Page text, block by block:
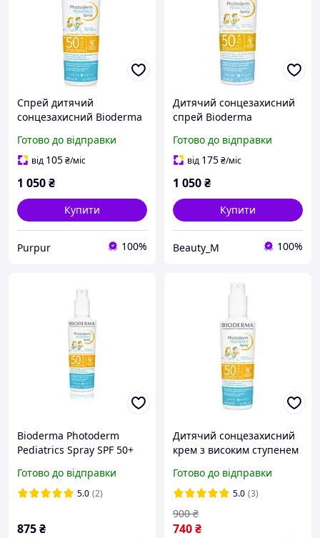
Спрей дитячий
сонцезахисний Bioderma
200 мл
Готово до відправки
від 105₴/міс
1 050₴
Купити
Purpur 100%
Дитячий сонцезахисний
спрей Bioderma
Spray SPF50+ 200 ml
Готово до відправки
від 175₴/міс
1 050₴
Купити
Beauty_M 100%
Bioderma Photoderm
Pediatrics Spray SPF 50+
спрей з 12 місяців, 200 мл
Готово до відправки
5.0 (2)
875₴
Дитячий сонцезахисний
крем з високим ступенем
Photoderm Pediatrics
Spray SPF50+ 200 мл
Готово до відправки
5.0 (3)
740₴
900 ₴